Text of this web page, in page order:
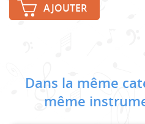
AJOUTER
Dans la même
même